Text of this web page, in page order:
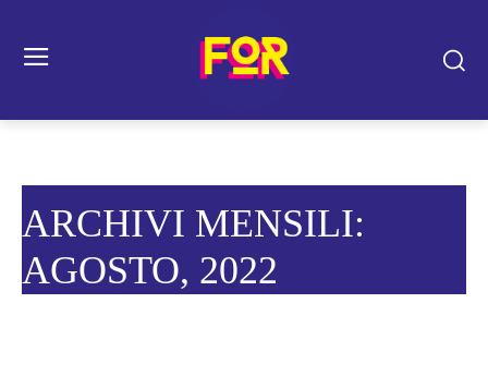
ARCHIVI MENSILI:
AGOSTO, 2022